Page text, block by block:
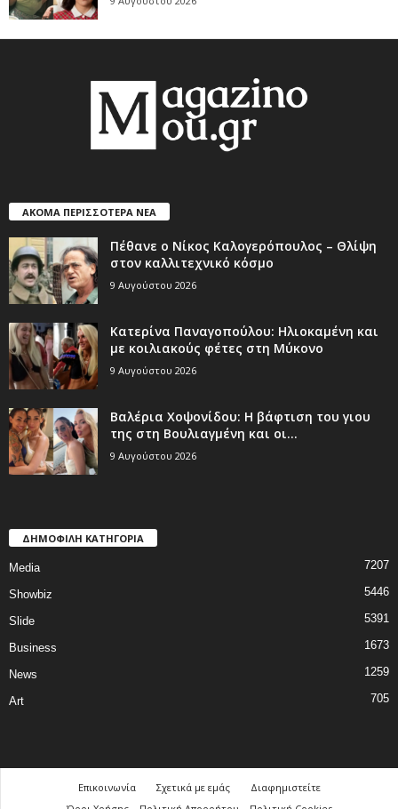
ΑΚΟΜΑ ΠΕΡΙΣΣΟΤΕΡΑ ΝΕΑ
Πέθανε ο Νίκος Καλογερόπουλος – Θλίψη
στον καλλιτεχνικό κόσμο
9 Αυγούστου 2026
Κατερίνα Παναγοπούλου: Ηλιοκαμένη και
με κοιλιακούς φέτες στη Μύκονο
9 Αυγούστου 2026
Βαλέρια Χοψονίδου: Η βάφτιση του γιου
της στη Βουλιαγμένη και οι...
9 Αυγούστου 2026
ΔΗΜΟΦΙΛΗ ΚΑΤΗΓΟΡΙΑ
Media 7207
Showbiz 5446
Slide 5391
Business 1673
News 1259
Art 705
Επικοινωνία Σχετικά με εμάς
Διαφημιστείτε